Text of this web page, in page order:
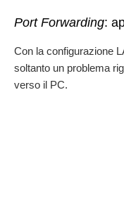
Port Forwarding:
Con la configurazione
soltanto un problema
verso il PC.